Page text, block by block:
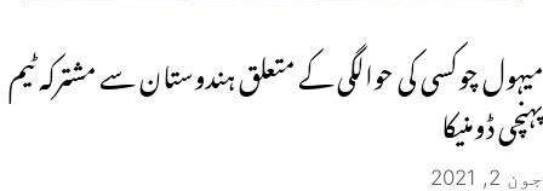
میہول چوکسی کی حوالگی کے متعلق ہندوستان سے مشترکہ ٹیم
پہنچی ڈومنیکا
جون 2, 2021